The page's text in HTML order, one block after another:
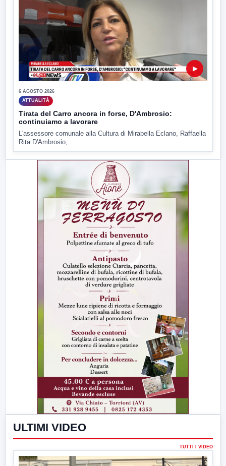
▶
6 AGOSTO 2026
ATTUALITÀ
Tirata del Carro ancora in forse, D'Ambrosio:
continuiamo a lavorare
L'assessore comunale alla Cultura di Mirabella Eclano, Raffaella
Rita D'Ambrosio,...
ULTIMI VIDEO
TUTTI I VIDEO